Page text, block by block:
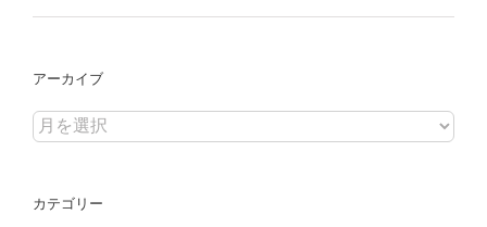
アーカイブ
ア
イ
カテゴリー